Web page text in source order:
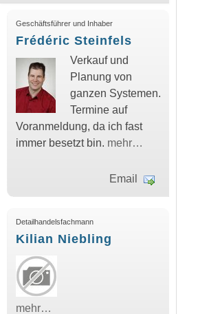
Geschäftsführer und Inhaber
Frédéric Steinfels
Verkauf und
Planung von
ganzen Systemen.
Termine auf
Voranmeldung, da ich fast
immer besetzt bin. mehr…
Email
Detailhandelsfachmann
Kilian Niebling
mehr…